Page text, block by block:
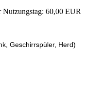
Nutzungstag: 60,00 EUR
Geschirrspüler, Herd)